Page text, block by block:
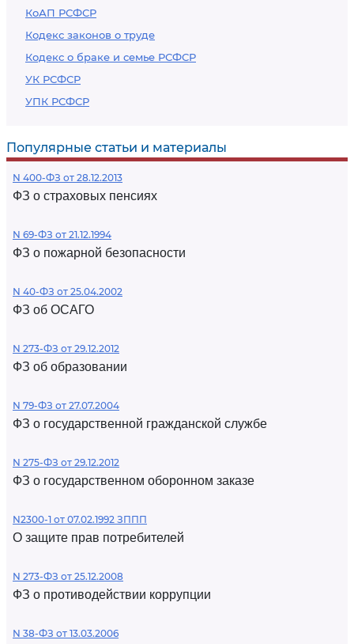
КоАП РСФСР
Кодекс законов о труде
Кодекс о браке и семье РСФСР
УК РСФСР
УПК РСФСР
Популярные статьи и материалы
N 400-ФЗ от 28.12.2013
ФЗ о страховых пенсиях
N 69-ФЗ от 21.12.1994
ФЗ о пожарной безопасности
N 40-ФЗ от 25.04.2002
ФЗ об ОСАГО
N 273-ФЗ от 29.12.2012
ФЗ об образовании
N 79-ФЗ от 27.07.2004
ФЗ о государственной гражданской службе
N 275-ФЗ от 29.12.2012
ФЗ о государственном оборонном заказе
N2300-1 от 07.02.1992 ЗППП
О защите прав потребителей
N 273-ФЗ от 25.12.2008
ФЗ о противодействии коррупции
N 38-ФЗ от 13.03.2006